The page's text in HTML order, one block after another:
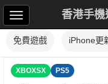
香港手
免費遊戲 iPhone更
XBOXSX PS5